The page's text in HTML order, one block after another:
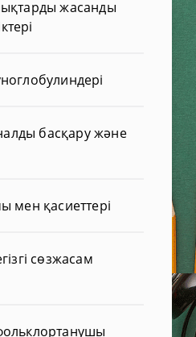
жасанды
басқару және
мен қасиеттері
сөзжасам